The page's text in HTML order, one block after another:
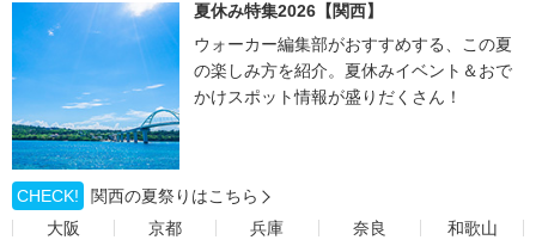
夏休み特集2026【関西】
ウォーカー編集部がおすすめする、この夏
の楽しみ方を紹介。夏休みイベント＆おで
かけスポット情報が盛りだくさん！
CHECK!
関西の夏祭りはこちら
大阪
京都 兵庫 奈良
和歌山